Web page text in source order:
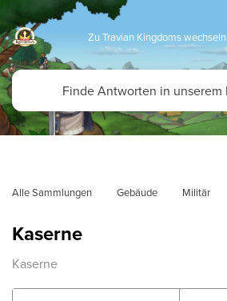
Zu Travian Kingdoms wechseln
Alle Sammlungen Gebäude Militär
Kaserne
Kaserne